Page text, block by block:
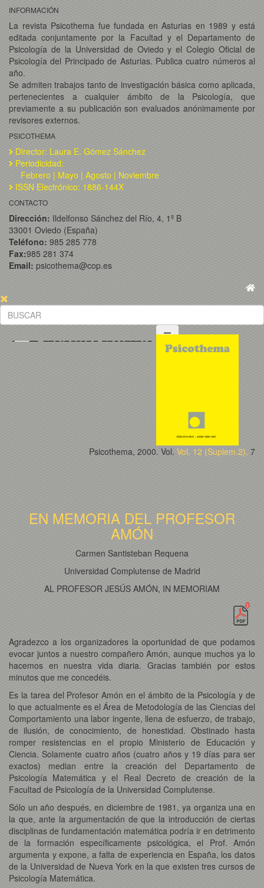
INFORMACIÓN
La revista Psicothema fue fundada en Asturias en 1989 y está
editada conjuntamente por la Facultad y el Departamento de
Psicología de la Universidad de Oviedo y el Colegio Oficial de
Psicología del Principado de Asturias. Publica cuatro números al
año.
Se admiten trabajos tanto de investigación básica como aplicada,
pertenecientes a cualquier ámbito de la Psicología, que
previamente a su publicación son evaluados anónimamente por
revisores externos.
PSICOTHEMA
Director: Laura E. Gómez Sánchez
Periodicidad:
Febrero | Mayo | Agosto | Noviembre
ISSN Electrónico: 1886-144X
CONTACTO
Dirección: Ildelfonso Sánchez del Río, 4, 1º B
33001 Oviedo (España)
Teléfono: 985 285 778
Fax:985 281 374
Email: psicothema@cop.es
Psicothema, 2000. Vol. Vol. 12 (Suplem.2). 7
EN MEMORIA DEL PROFESOR
AMÓN
Carmen Santisteban Requena
Universidad Complutense de Madrid
AL PROFESOR JESÚS AMÓN, IN MEMORIAM
Agradezco a los organizadores la oportunidad de que podamos
evocar juntos a nuestro compañero Amón, aunque muchos ya lo
hacemos en nuestra vida diaria. Gracias también por estos
minutos que me concedéis.
Es la tarea del Profesor Amón en el ámbito de la Psicología y de
lo que actualmente es el Área de Metodología de las Ciencias del
Comportamiento una labor ingente, llena de esfuerzo, de trabajo,
de ilusión, de conocimiento, de honestidad. Obstinado hasta
romper resistencias en el propio Ministerio de Educación y
Ciencia. Solamente cuatro años (cuatro años y 19 días para ser
exactos) median entre la creación del Departamento de
Psicología Matemática y el Real Decreto de creación de la
Facultad de Psicología de la Universidad Complutense.
Sólo un año después, en diciembre de 1981, ya organiza una en
la que, ante la argumentación de que la introducción de ciertas
disciplinas de fundamentación matemática podría ir en detrimento
de la formación específicamente psicológica, el Prof. Amón
argumenta y expone, a falta de experiencia en España, los datos
de la Universidad de Nueva York en la que existen tres cursos de
Psicología Matemática.